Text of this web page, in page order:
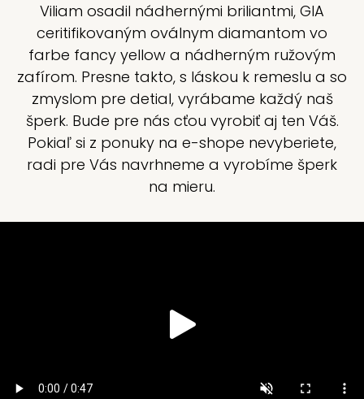
Viliam osadil nádhernými briliantmi, GIA
ceritifikovaným oválnym diamantom vo
farbe fancy yellow a nádherným ružovým
zafírom. Presne takto, s láskou k remeslu a so
zmyslom pre detial, vyrábame každý naš
šperk. Bude pre nás cťou vyrobiť aj ten Váš.
Pokiaľ si z ponuky na e-shope nevyberiete,
radi pre Vás navrhneme a vyrobíme šperk
na mieru.